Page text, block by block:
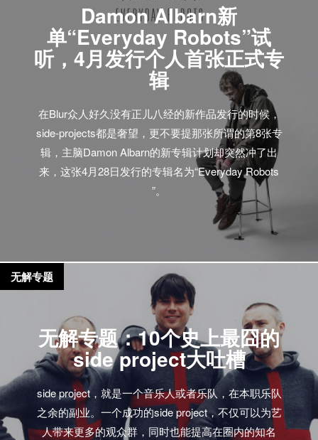
Damon Albarn新
单“Everyday Robots”试
听，4月发行个人首张正式专
辑
在Blur众人好久没有正儿八经的新作品发行的时候，
side-projects都是奢望，更不要提那张所谓的第8张专
辑，主脑Damon Albarn的新专辑计划却突然冲了出
来，这张4月28日发行的专辑名为“Everyday Robots
”。
无解专题：10个史上最囧的
side project大吐槽
side project，就是一个音乐人或者乐队，在本职乐队
之余的副业。一个成功的side project，不仅可以为艺
人带来更多的观众群，同时也能提高在圈内的知名
无解专题